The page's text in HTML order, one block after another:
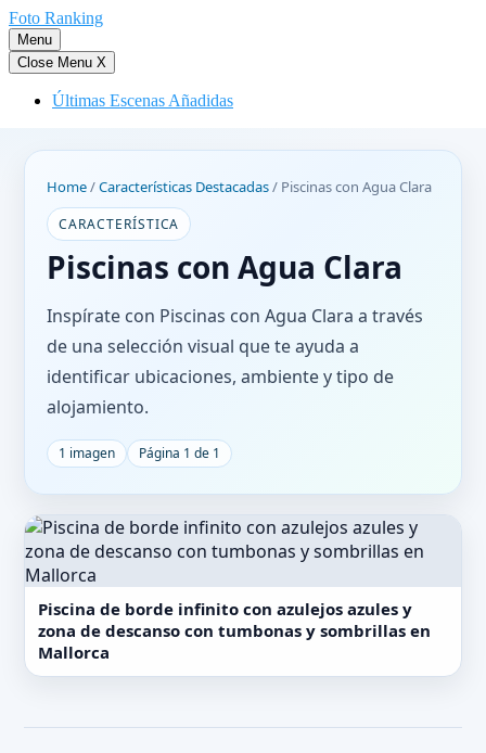
Saltar
al
contenido
Foto Ranking
Menu
Close Menu X
Últimas Escenas Añadidas
Home/Características Destacadas/ Piscinas con Agua Clara
CARACTERÍSTICA
Piscinas con Agua Clara
Inspírate con Piscinas con Agua Clara a través
de una selección visual que te ayuda a
identificar ubicaciones, ambiente y tipo de
alojamiento.
1 imagen Página 1 de 1
Piscina de borde infinito con azulejos azules y
zona de descanso con tumbonas y sombrillas en
Mallorca